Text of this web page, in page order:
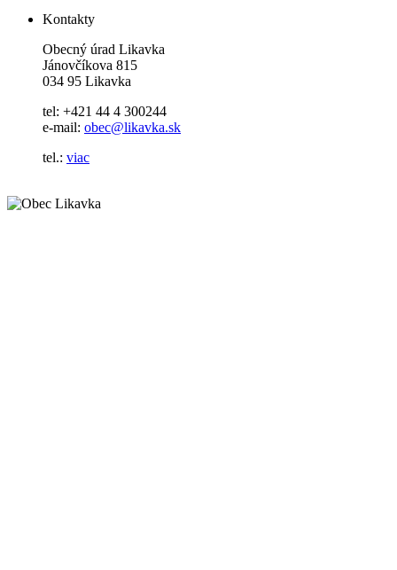
Kontakty
Obecný úrad Likavka
Jánovčíkova 815
034 95 Likavka
tel: +421 44 4 300244
e-mail: obec@likavka.sk
tel.: viac